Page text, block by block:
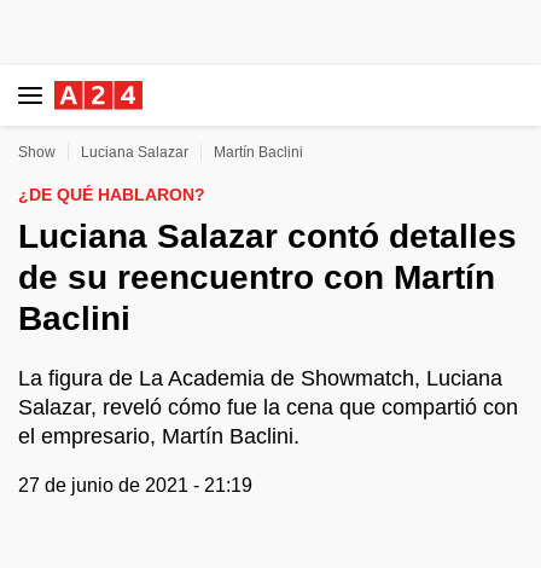
Show Luciana Salazar Martín Baclini
¿DE QUÉ HABLARON?
Luciana Salazar contó detalles
de su reencuentro con Martín
Baclini
La figura de La Academia de Showmatch, Luciana
Salazar, reveló cómo fue la cena que compartió con
el empresario, Martín Baclini.
27 de junio de 2021 - 21:19